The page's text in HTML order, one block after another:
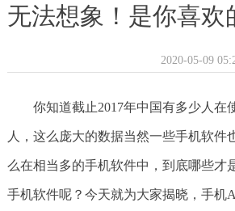
无法想象！是你喜欢
2020-05-09
你知道截止2017年中国有多少人在
人，这么庞大的数据当然一些手机软件
么在相当多的手机软件中，到底哪些才
手机软件呢？今天就为大家揭晓，手机